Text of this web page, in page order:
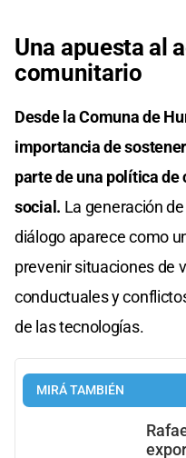
Una apuesta al
comunitario
Desde la Comuna de
importancia de
parte de una política
social. La generación
diálogo aparece como
prevenir situaciones de
conductuales y
de las tecnologías.
MIRÁ TAMBIÉN